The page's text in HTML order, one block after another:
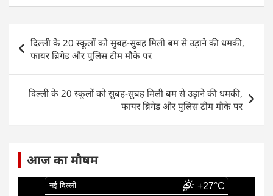
c
e
b
o
o
at
s
A
p
p
k
e
dI
n
ai
l
ar
e
Post
navigation
दिल्ली के 20 स्कूलों को सुबह-सुबह मिली बम से उड़ाने की धमकी,
फायर ब्रिगेड और पुलिस टीम मौके पर
दिल्ली के 20 स्कूलों को सुबह-सुबह मिली बम से उड़ाने की धमकी,
फायर ब्रिगेड और पुलिस टीम मौके पर
आज का मौषम
नई दिल्ली +27°C